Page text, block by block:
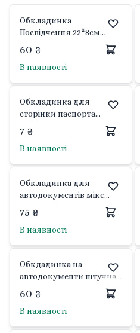
Обкладинка
Посвідчення 22*8см
шкірозаміник у пакеті
99-ПО Україна
60 ₴
В наявності
Обкладинка для
сторінки паспорта
200мк ПВХ 28308КТ-37-
стор Україна
7 ₴
В наявності
Обкладинка для
автодокументів мікс
кольорів 129630-12-АУ
Україна
75 ₴
В наявності
Обкдадинка на
автодокументи штучна
60 ₴
В наявності